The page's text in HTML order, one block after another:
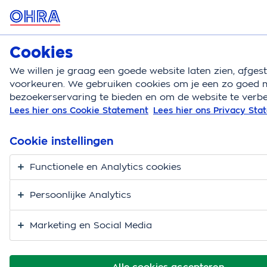
MENU
Autoverzekering
Autoverzekering Met de auto op vakantie Alles
Alles over tolwegen
Cookies
We willen je graag een goede website laten zien,
voorkeuren. We gebruiken cookies om je een zo goed
bezoekerservaring te bieden en om de website te
Lees hier ons Cookie Statement Lees hier ons Privacy
Cookie instellingen
Functionele en Analytics cookies
Persoonlijke Analytics
Marketing en Social Media